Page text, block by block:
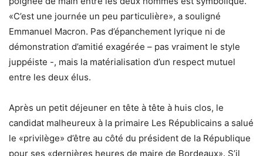
«C’est une journée un peu particulière», a souligné
Emmanuel Macron. Pas d’épanchement lyrique ni de
démonstration d’amitié exagérée – pas vraiment le style
juppéiste -, mais la matérialisation d’un respect mutuel
entre les deux élus.
Après un petit déjeuner en tête à tête à huis clos, le
candidat malheureux à la primaire Les Républicains a salué
le «privilège» d’être au côté du président de la République
pour ses «dernières heures de maire de Bordeaux». S’il